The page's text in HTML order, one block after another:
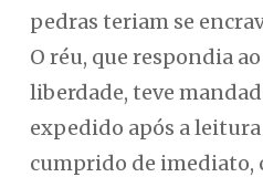
pedras teriam se
O réu, que respondia
liberdade, teve
expedido após a
cumprido de imediato,